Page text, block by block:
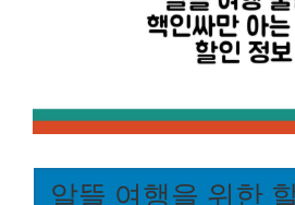
알뜰 여행을 위한